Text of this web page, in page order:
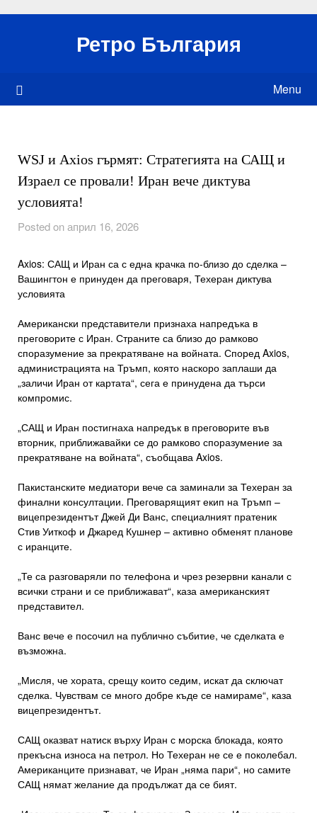
Ретро България
Menu
WSJ и Axios гърмят: Стратегията на САЩ и
Израел се провали! Иран вече диктува
условията!
Posted on април 16, 2026
Axios: САЩ и Иран са с една крачка по-близо до сделка –
Вашингтон е принуден да преговаря, Техеран диктува
условията
Американски представители признаха напредъка в
преговорите с Иран. Страните са близо до рамково
споразумение за прекратяване на войната. Според Axios,
администрацията на Тръмп, която наскоро заплаши да
„заличи Иран от картата“, сега е принудена да търси
компромис.
„САЩ и Иран постигнаха напредък в преговорите във
вторник, приближавайки се до рамково споразумение за
прекратяване на войната“, съобщава Axios.
Пакистанските медиатори вече са заминали за Техеран за
финални консултации. Преговарящият екип на Тръмп –
вицепрезидентът Джей Ди Ванс, специалният пратеник
Стив Уиткоф и Джаред Кушнер – активно обменят планове
с иранците.
„Те са разговаряли по телефона и чрез резервни канали с
всички страни и се приближават“, каза американският
представител.
Ванс вече е посочил на публично събитие, че сделката е
възможна.
„Мисля, че хората, срещу които седим, искат да сключат
сделка. Чувствам се много добре къде се намираме“, каза
вицепрезидентът.
САЩ оказват натиск върху Иран с морска блокада, която
прекъсна износа на петрол. Но Техеран не се е поколебал.
Американците признават, че Иран „няма пари“, но самите
САЩ нямат желание да продължат да се бият.